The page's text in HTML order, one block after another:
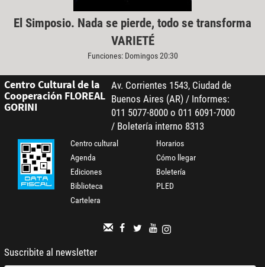
El Simposio. Nada se pierde, todo se transforma
VARIETÉ
Funciones: Domingos 20:30
Centro Cultural de la
Cooperación FLOREAL
GORINI
Av. Corrientes 1543, Ciudad de
Buenos Aires (AR) / Informes:
011 5077-8000 o 011 6091-7000
/ Boletería interno 8313
Centro cultural
Agenda
Ediciones
Biblioteca
Cartelera
Horarios
Cómo llegar
Boletería
PLED
Suscribite al newsletter